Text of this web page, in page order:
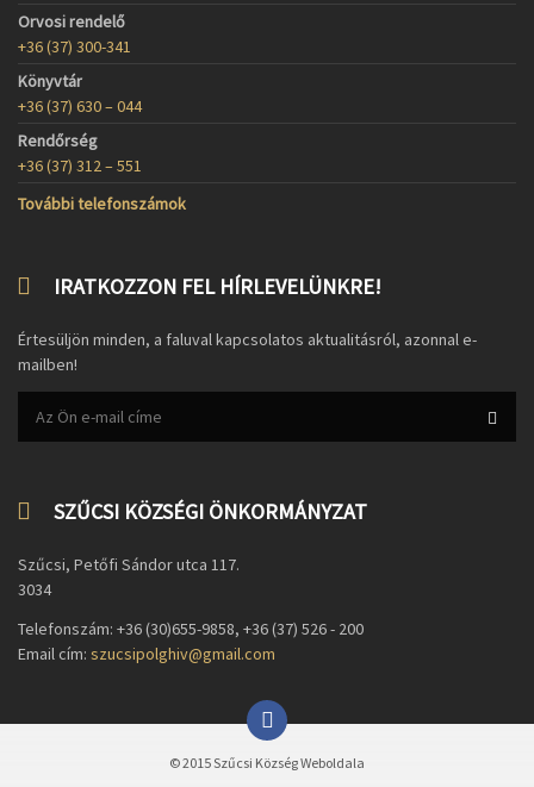
Orvosi rendelő
+36 (37) 300-341
Könyvtár
+36 (37) 630 – 044
Rendőrség
+36 (37) 312 – 551
További telefonszámok
IRATKOZZON FEL HÍRLEVELÜNKRE!
Értesüljön minden, a faluval kapcsolatos aktualitásról, azonnal e-
mailben!
SZŰCSI KÖZSÉGI ÖNKORMÁNYZAT
Szűcsi, Petőfi Sándor utca 117.
3034
Telefonszám: +36 (30)655-9858, +36 (37) 526 - 200
Email cím: szucsipolghiv@gmail.com
© 2015 Szűcsi Község Weboldala